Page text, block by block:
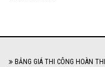
BẢNG GIÁ THI CÔNG HOÀN